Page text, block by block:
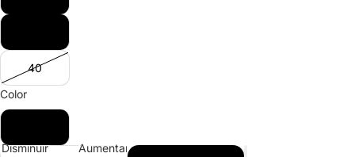
40
Color
Disminuir
Aumentar